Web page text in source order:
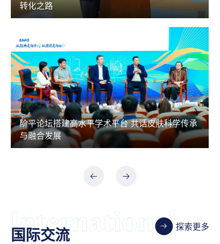
转化之路
阶平论坛搭建高水平学术平台 共话皮肤科学传承
与融合发展
国际交流 探索更多